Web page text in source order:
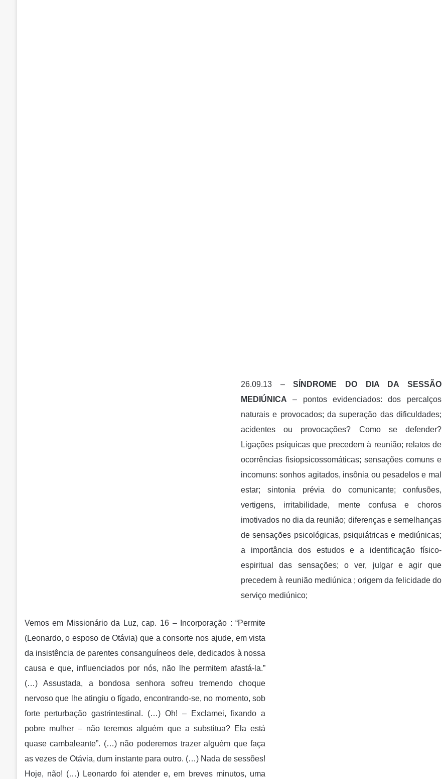
26.09.13 –SÍNDROME DO DIA DA SESSÃO
MEDIÚNICA – pontos evidenciados: dos percalços
naturais e provocados; da superação das dificuldades;
acidentes ou provocações? Como se defender?
Ligações psíquicas que precedem à reunião; relatos de
ocorrências fisiopsicossomáticas; sensações comuns e
incomuns: sonhos agitados, insônia ou pesadelos e mal
estar; sintonia prévia do comunicante; confusões,
vertigens, irritabilidade, mente confusa e choros
imotivados no dia da reunião; diferenças e semelhanças
de sensações psicológicas, psiquiátricas e mediúnicas;
a importância dos estudos e a identificação físico-
espiritual das sensações; o ver, julgar e agir que
precedem à reunião mediúnica ; origem da felicidade do
serviço mediúnico;
Vemos em Missionário da Luz, cap. 16 – Incorporação : “Permite
(Leonardo, o esposo de Otávia) que a consorte nos ajude, em vista
da insistência de parentes consanguíneos dele, dedicados à nossa
causa e que, influenciados por nós, não lhe permitem afastá-la.”
(…) Assustada, a bondosa senhora sofreu tremendo choque
nervoso que lhe atingiu o fígado, encontrando-se, no momento, sob
forte perturbação gastrintestinal. (…) Oh! – Exclamei, fixando a
pobre mulher – não teremos alguém que a substitua? Ela está
quase cambaleante”. (…) não poderemos trazer alguém que faça
as vezes de Otávia, dum instante para outro. (…) Nada de sessões!
Hoje, não! (…) Leonardo foi atender e, em breves minutos, uma